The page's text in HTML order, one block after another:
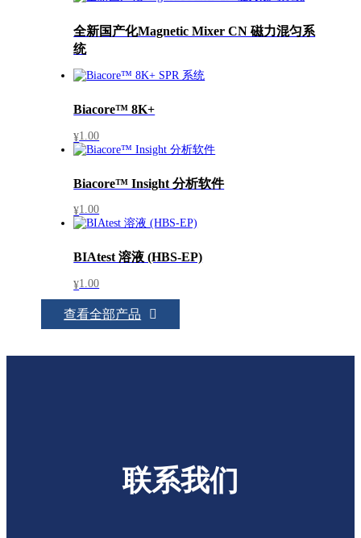
全新国产化Magnetic Mixer CN 磁力混匀系
统
Biacore™ 8K+
¥1.00
Biacore™ Insight 分析软件
¥1.00
BIAtest 溶液 (HBS-EP)
¥1.00
查看全部产品
联系我们